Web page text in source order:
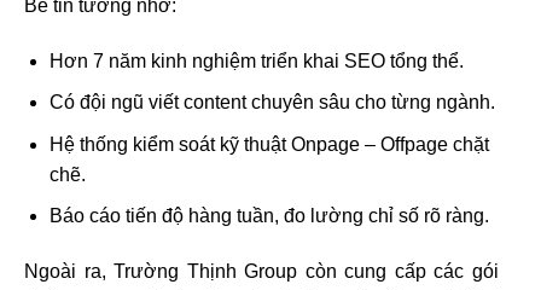
Bè tin tưởng nhờ:
Hơn 7 năm kinh nghiệm triển khai SEO tổng thể.
Có đội ngũ viết content chuyên sâu cho từng ngành.
Hệ thống kiểm soát kỹ thuật Onpage – Offpage chặt
chẽ.
Báo cáo tiến độ hàng tuần, đo lường chỉ số rõ ràng.
Ngoài ra, Trường Thịnh Group còn cung cấp các gói